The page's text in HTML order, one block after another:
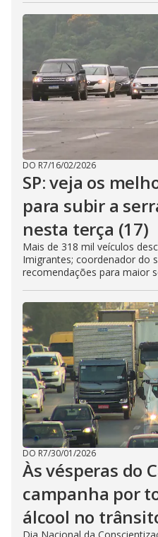
DO R7/16/02/2026
SP: veja os
para subir a
nesta terça (17)
Mais de 318 mil veículos
Imigrantes; coordenador do
recomendações para maior
DO R7/30/01/2026
Às vésperas do
campanha por
álcool no